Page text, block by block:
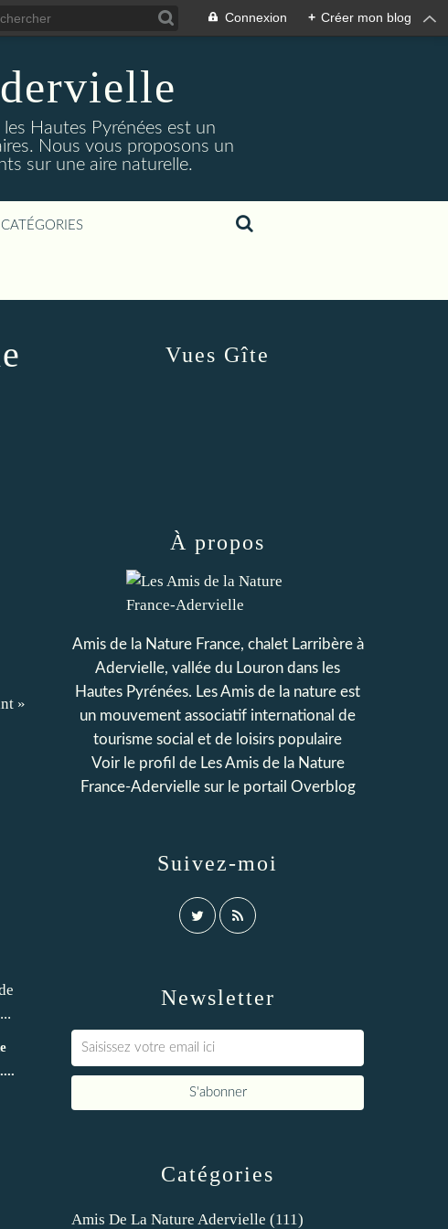
Connexion + Créer mon blog
Hautes Pyrénées est un
Nous vous proposons un
sur une aire naturelle.
CATÉGORIES
»
Newsletter
Catégories
Amis De La Nature Adervielle (111)
Suivez-moi
À propos
Amis de la Nature France, chalet Larribère à
Adervielle, vallée du Louron dans les
Hautes Pyrénées. Les Amis de la nature est
un mouvement associatif international de
tourisme social et de loisirs populaire
Voir le profil de Les Amis de la Nature
France-Aderviellesur le portail Overblog
Vues Gîte